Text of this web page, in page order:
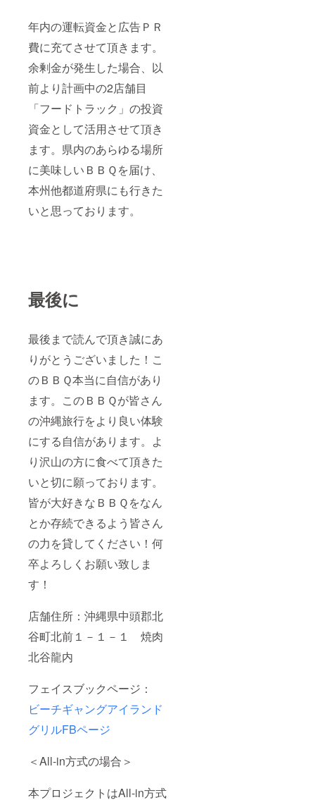
年内の運転資金と広告ＰＲ
費に充てさせて頂きます。
余剰金が発生した場合、以
前より計画中の2店舗目
「フードトラック」の投資
資金として活用させて頂き
ます。県内のあらゆる場所
に美味しいＢＢＱを届け、
本州他都道府県にも行きた
いと思っております。
最後に
最後まで読んで頂き誠にあ
りがとうございました！こ
のＢＢＱ本当に自信があり
ます。このＢＢＱが皆さん
の沖縄旅行をより良い体験
にする自信があります。よ
り沢山の方に食べて頂きた
いと切に願っております。
皆が大好きなＢＢＱをなん
とか存続できるよう皆さん
の力を貸してください！何
卒よろしくお願い致しま
す！
店舗住所：沖縄県中頭郡北
谷町北前１－１－１ 焼肉
北谷龍内
フェイスブックページ：
ビーチギャングアイランド
グリルFBページ
＜All-in方式の場合＞
本プロジェクトはAll-in方式